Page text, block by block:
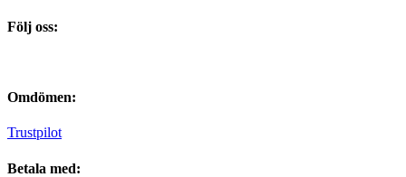
Följ oss:
Omdömen:
Trustpilot
Betala med: